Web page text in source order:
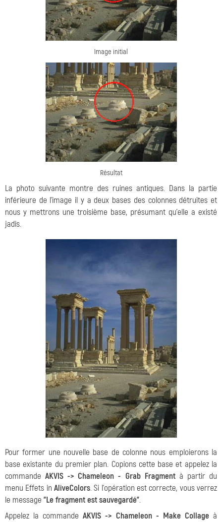
Image initial
Résultat
La photo suivante montre des ruines antiques. Dans la partie
inférieure de l'image il y a deux bases des colonnes détruites et
nous y mettrons une troisième base, présumant qu'elle a existé
jadis.
Pour former une nouvelle base de colonne nous emploierons la
base existante du premier plan. Copions cette base et appelez la
commandeAKVIS -> Chameleon - Grab Fragmentà partir du
menu Effets in AliveColors. Si l'opération est correcte, vous verrez
le message "Le fragment est sauvegardé".
Appelez la commandeAKVIS -> Chameleon - Make Collageà